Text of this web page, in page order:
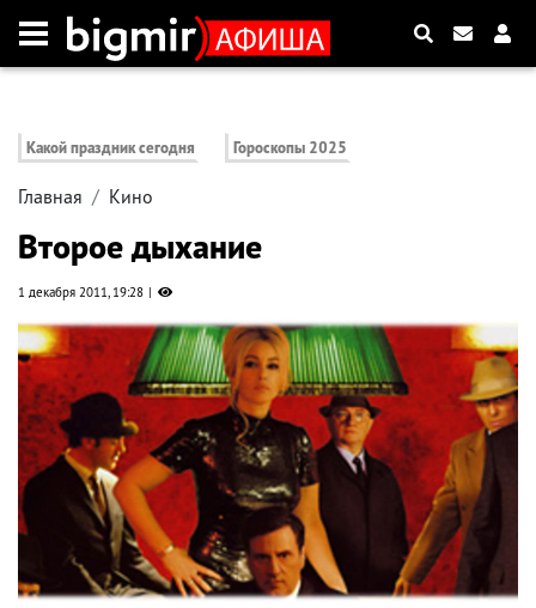
Какой праздник сегодня Гороскопы 2025
Главная Кино
Второе дыхание
1 декабря 2011, 19:28